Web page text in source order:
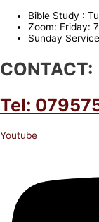
Bible Study :
Zoom: Friday:
Sunday
CONTACT:
Tel:
Youtube